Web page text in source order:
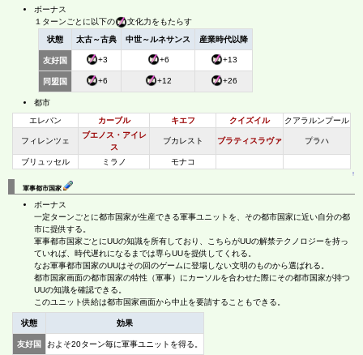
ボーナス
１ターンごとに以下の
文化力をもたらす
状態
太古～古典 中世～ルネサンス 産業時代以降
友好国 +3 +6 +13
同盟国 +6 +12 +26
都市
エレバン
カーブル キエフ クイズイル クアラルンプール
フィレンツェ
ブエノス・アイレ
ス
ブカレスト ブラティスラヴァ プラハ
ブリュッセル ミラノ モナコ
↑
軍事都市国家
ボーナス
一定ターンごとに都市国家が生産できる軍事ユニットを、その都市国家に近い自分の都
市に提供する。
軍事都市国家ごとにUUの知識を所有しており、こちらがUUの解禁テクノロジーを持っ
ていれば、時代遅れになるまでは専らUUを提供してくれる。
なお軍事都市国家のUUはその回のゲームに登場しない文明のものから選ばれる。
都市国家画面の都市国家の特性（軍事）にカーソルを合わせた際にその都市国家が持つ
UUの知識を確認できる。
このユニット供給は都市国家画面から中止を要請することもできる。
状態 効果
友好国 およそ20ターン毎に軍事ユニットを得る。